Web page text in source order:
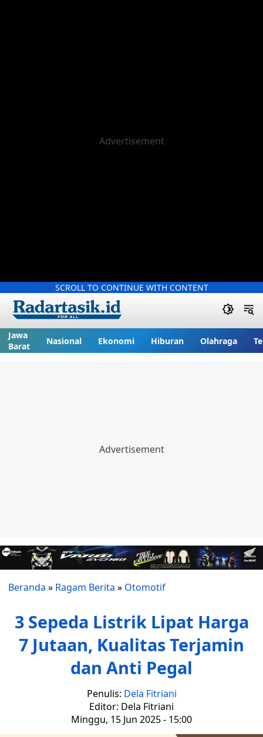
SCROLL TO CONTINUE WITH CONTENT
Jawa
Barat
Nasional Ekonomi Hiburan Olahraga
Beranda » Ragam Berita » Otomotif
3 Sepeda Listrik Lipat Harga
7 Jutaan, Kualitas Terjamin
dan Anti Pegal
Penulis: Dela Fitriani
Editor: Dela Fitriani
Minggu, 15 Jun 2025 - 15:00